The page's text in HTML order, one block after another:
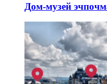
Дом-музей